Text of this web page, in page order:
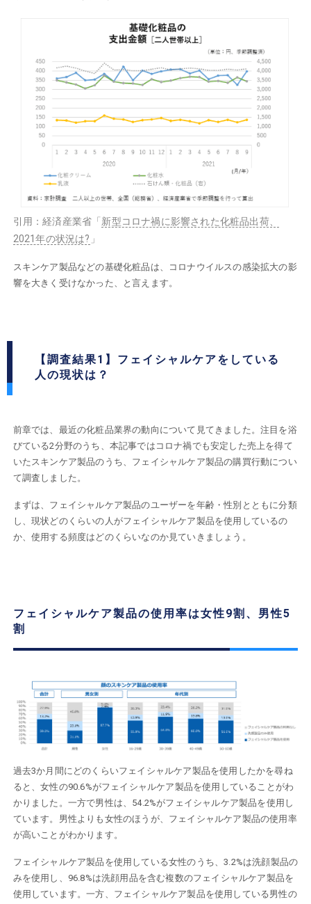
引用：経済産業省「 新型コロナ禍に影響された化粧品出荷、
2021年の状況は? 」
スキンケア製品などの基礎化粧品は、コロナウイルスの感染拡大の影
響を大きく受けなかった、と言えます。
【調査結果1】フェイシャルケアをしている
人の現状は？
前章では、最近の化粧品業界の動向について見てきました。注目を浴
びている2分野のうち、本記事ではコロナ禍でも安定した売上を得て
いたスキンケア製品のうち、フェイシャルケア製品の購買行動につい
て調査しました。
まずは、フェイシャルケア製品のユーザーを年齢・性別とともに分類
し、現状どのくらいの人がフェイシャルケア製品を使用しているの
か、使用する頻度はどのくらいなのか見ていきましょう。
フェイシャルケア製品の使用率は女性9割、男性5
割
過去3か月間にどのくらいフェイシャルケア製品を使用したかを尋ね
ると、女性の90.6%がフェイシャルケア製品を使用していることがわ
かりました。一方で男性は、54.2%がフェイシャルケア製品を使用し
ています。男性よりも女性のほうが、フェイシャルケア製品の使用率
が高いことがわかります。
フェイシャルケア製品を使用している女性のうち、3.2%は洗顔製品の
みを使用し、96.8%は洗顔用品を含む複数のフェイシャルケア製品を
使用しています。一方、フェイシャルケア製品を使用している男性の